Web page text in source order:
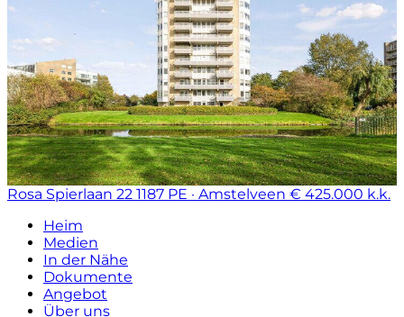
Rosa Spierlaan 22 1187 PE · Amstelveen € 425.000 k.k.
Heim
Medien
In der Nähe
Dokumente
Angebot
Über uns